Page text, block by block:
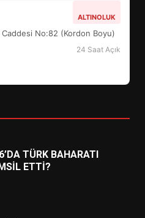
ALTINOLUK
No:82 (Kordon Boyu)
24 Saat Açık
NASIL
GEÇİYOR: GÖZLER
TÜRK BAHARATI
ETTİ?